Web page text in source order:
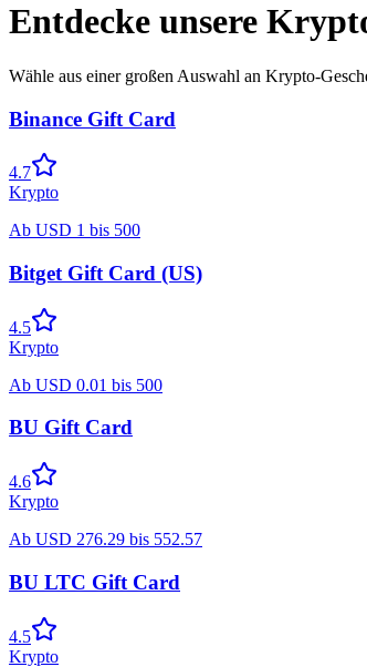
Entdecke unsere
Wähle aus einer großen Auswahl an Krypto-
Binance Gift Card
4.7
Krypto
Ab USD 1 bis 500
Bitget Gift Card (US)
4.5
Krypto
Ab USD 0.01 bis 500
BU Gift Card
4.6
Krypto
Ab USD 276.29 bis 552.57
BU LTC Gift Card
4.5
Krypto